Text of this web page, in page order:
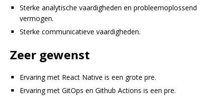
Sterke analytische vaardigheden en probleemoplossend
vermogen.
Sterke communicatieve vaardigheden.
Zeer gewenst
Ervaring met React Native is een grote pre.
Ervaring met GitOps en Github Actions is een pre.